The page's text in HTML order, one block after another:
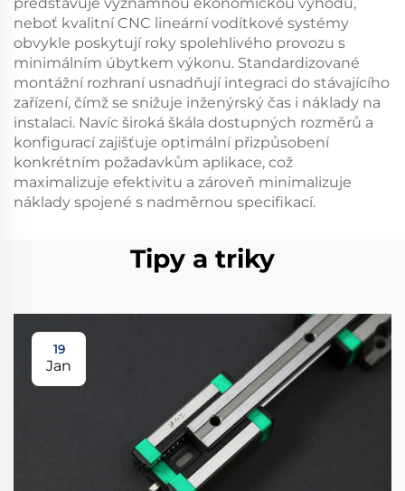
neboť kvalitní CNC lineární vodítkové systémy
obvykle poskytují roky spolehlivého provozu s
minimálním úbytkem výkonu. Standardizované
montážní rozhraní usnadňují integraci do stávajícího
zařízení, čímž se snižuje inženýrský čas i náklady na
instalaci. Navíc široká škála dostupných rozměrů a
konfigurací zajišťuje optimální přizpůsobení
konkrétním požadavkům aplikace, což
maximalizuje efektivitu a zároveň minimalizuje
náklady spojené s nadměrnou specifikací.
Tipy a triky
19
Jan